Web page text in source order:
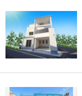
存
す
る